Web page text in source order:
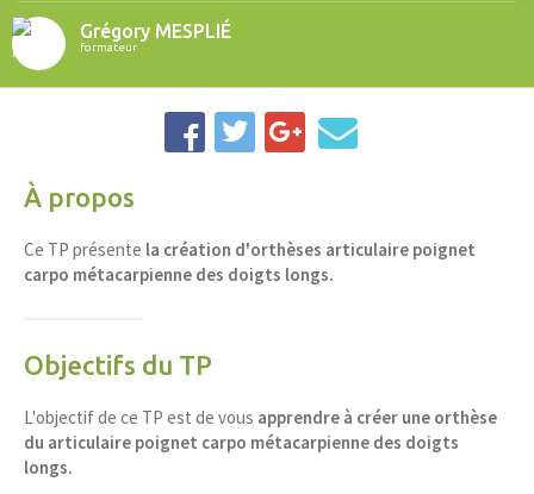
Grégory MESPLIÉ
formateur
À propos
Ce TP présente la création d'orthèses articulaire poignet
carpo métacarpienne des doigts longs.
Objectifs du TP
L'objectif de ce TP est de vous apprendre à créer une orthèse
du articulaire poignet carpo métacarpienne des doigts
longs.